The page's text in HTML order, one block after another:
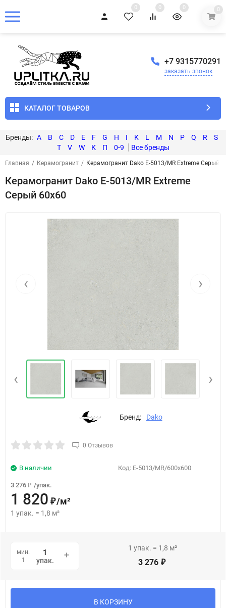
0 0 0 0
+7 9315770291
заказать звонок
КАТАЛОГ ТОВАРОВ
A B C D E F G H I K L M N P Q R
S
T
V W К П 0-9
Главная / Керамогранит / Керамогранит Dako E-5013/MR Extreme Серый
Керамогранит Dako E-5013/MR Extreme
Серый 60x60
‹ ›
‹ ›
Бренд: Dako
0 Отзывов
Код: E-5013/MR/600x600
В наличии
3 276 ₽ /упак.
1 820 ₽/м²
1 упак. = 1,8 м²
мин.
1
упак.
1 упак. = 1,8 м²
3 276 ₽
В КОРЗИНУ